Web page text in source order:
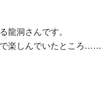
龍洞さんです。
楽しんでいたところ……